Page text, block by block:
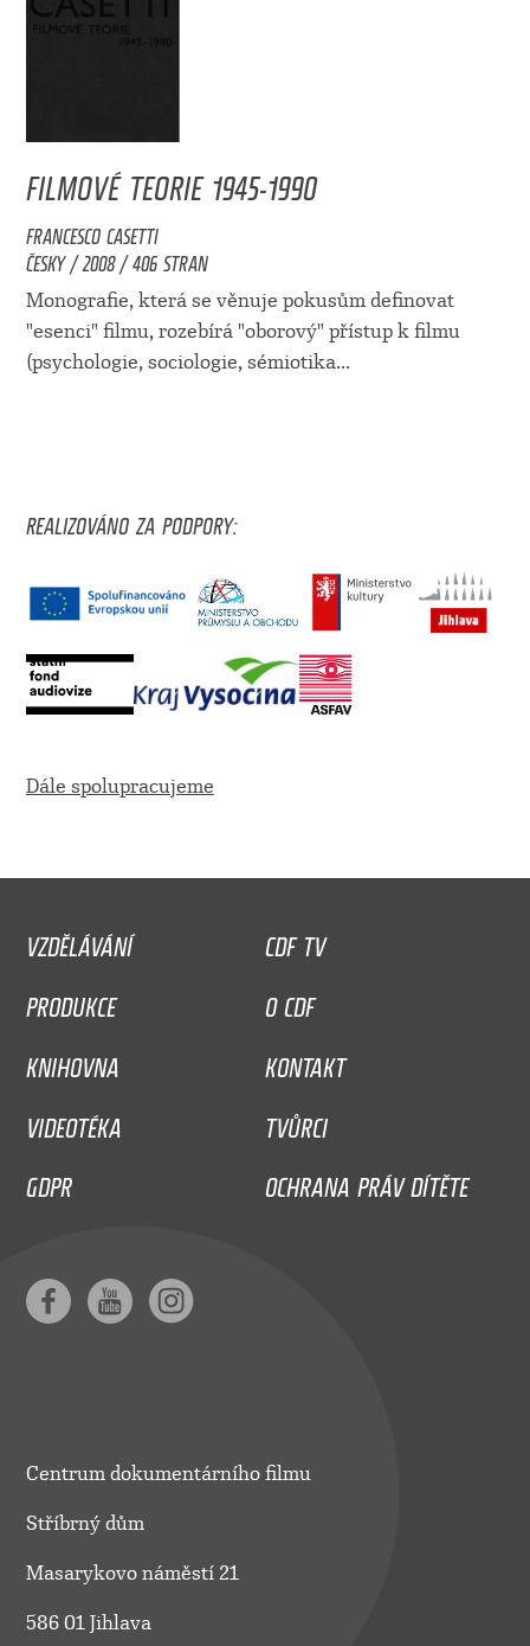
FILMOVÉ TEORIE 1945-1990
FRANCESCO CASETTI
ČESKY / 2008 / 406 STRAN
Monografie, která se věnuje pokusům definovat
"esenci" filmu, rozebírá "oborový" přístup k filmu
(psychologie, sociologie, sémiotika...
REALIZOVÁNO ZA PODPORY:
Dále spolupracujeme
VZDĚLÁVÁNÍ
CDF TV
PRODUKCE
O CDF
KNIHOVNA
KONTAKT
VIDEOTÉKA
TVŮRCI
GDPR
OCHRANA PRÁV DÍTĚTE
Centrum dokumentárního filmu
Stříbrný dům
Masarykovo náměstí 21
586 01 Jihlava